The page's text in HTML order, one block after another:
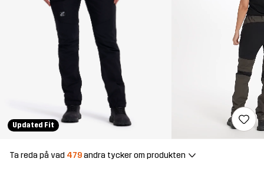
Updated Fit
Ta reda på vad 479andra tycker om produkten